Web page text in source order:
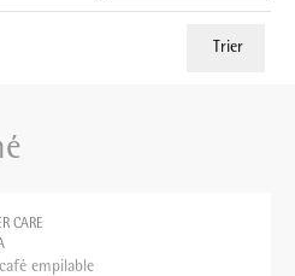
Trier
CARE
café empilable